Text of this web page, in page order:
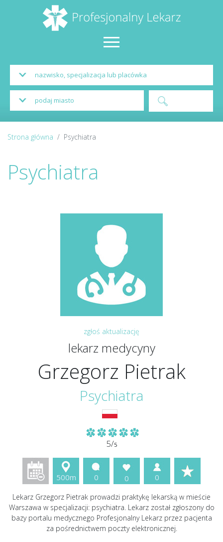
Strona główna Psychiatra
Psychiatra
zgłoś aktualizację
lekarz medycyny
Grzegorz Pietrak
Psychiatra
5/5
500m 0 0 0
Lekarz Grzegorz Pietrak prowadzi praktykę lekarską w mieście
Warszawa w specjalizacji: psychiatra. Lekarz został zgłoszony do
bazy portalu medycznego Profesjonalny Lekarz przez pacjenta
za pośrednictwem poczty elektronicznej.